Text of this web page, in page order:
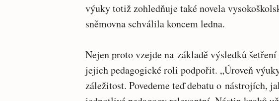
výuky totiž zohledňuje také novela
sněmovna schválila koncem ledna.
Nejen proto vzejde na základě výsledků
jejich pedagogické roli podpořit. „Úroveň
záležitost. Povedeme teď debatu o nástrojích,